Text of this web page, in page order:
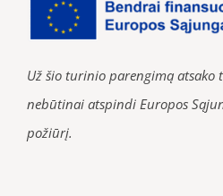
Už šio turinio parengimą
nebūtinai atspindi Europos
požiūrį.